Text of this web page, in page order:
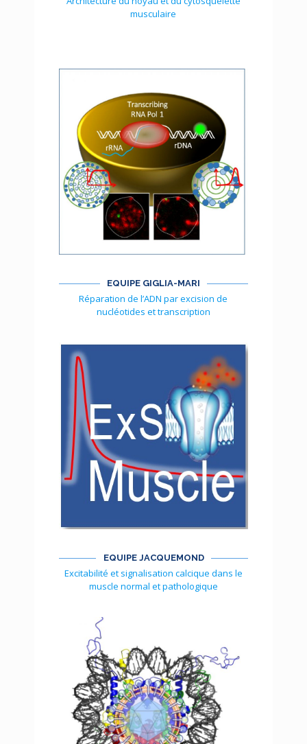
musculaire
EQUIPE GIGLIA-MARI
Réparation de l’ADN par excision de
nucléotides et transcription
EQUIPE JACQUEMOND
Excitabilité et signalisation calcique dans le
muscle normal et pathologique